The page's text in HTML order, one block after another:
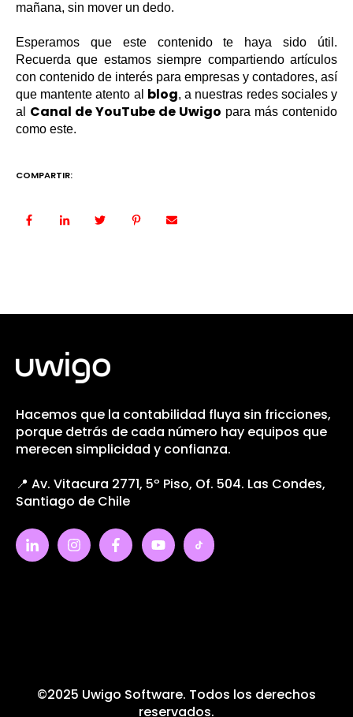
mañana, sin mover un dedo.
Esperamos que este contenido te haya sido útil.
Recuerda que estamos siempre compartiendo artículos
con contenido de interés para empresas y contadores, así
que mantente atento al blog, a nuestras redes sociales y
al Canal de YouTube de Uwigo para más contenido
como este.
COMPARTIR:
Hacemos que la contabilidad fluya sin fricciones,
porque detrás de cada número hay equipos que
merecen simplicidad y confianza.
📍 Av. Vitacura 2771, 5º Piso, Of. 504. Las Condes,
Santiago de Chile
©2025 Uwigo Software. Todos los derechos
reservados.